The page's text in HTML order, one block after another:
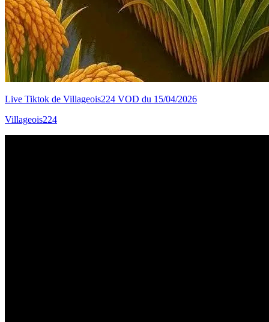
Live Tiktok de Villageois224 VOD du 15/04/2026
Villageois224